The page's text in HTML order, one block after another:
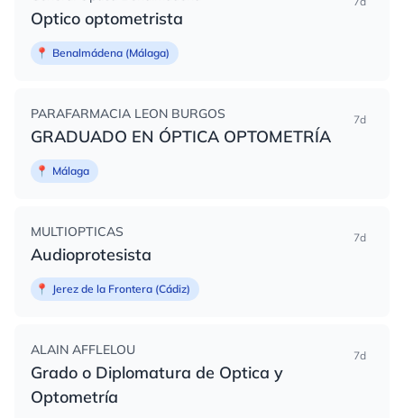
Optico optometrista
📍 Benalmádena (Málaga)
PARAFARMACIA LEON BURGOS
GRADUADO EN ÓPTICA OPTOMETRÍA
7d
📍 Málaga
MULTIOPTICAS
Audioprotesista
7d
📍 Jerez de la Frontera (Cádiz)
ALAIN AFFLELOU
Grado o Diplomatura de Optica y
Optometría
7d